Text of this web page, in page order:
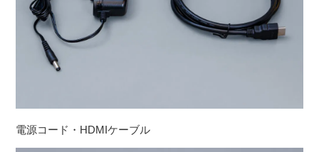
電源コード・HDMIケーブル